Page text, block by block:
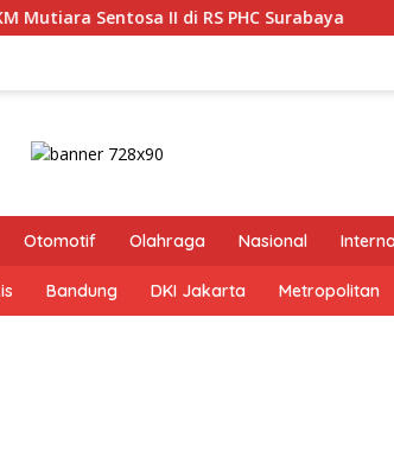
PHC Surabaya Pastikan Pekayanan
Otomotif Olahraga Nasional
Bandung DKI Jakarta Metropolitan